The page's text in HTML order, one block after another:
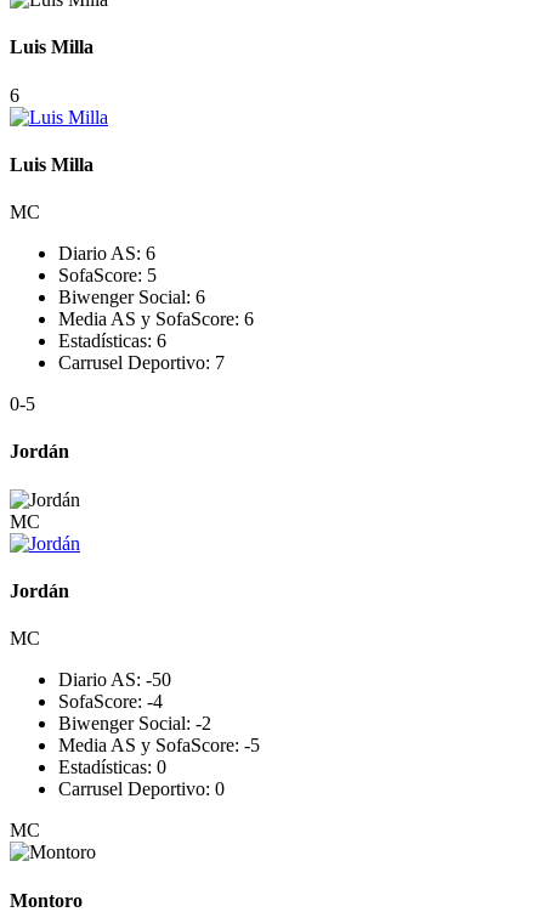
Luis Milla
6
Luis Milla
MC
Diario AS: 6
SofaScore: 5
Biwenger Social: 6
Media AS y SofaScore: 6
Estadísticas: 6
Carrusel Deportivo: 7
0-5
Jordán
MC
Jordán
MC
Diario AS: -50
SofaScore: -4
Biwenger Social: -2
Media AS y SofaScore: -5
Estadísticas: 0
Carrusel Deportivo: 0
MC
Montoro